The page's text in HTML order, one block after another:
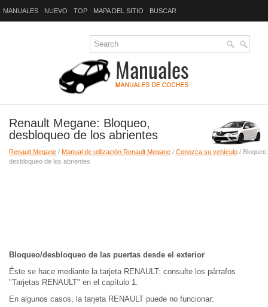
MANUALES NUEVO TOP MAPA DEL SITIO BUSCAR
Renault Megane: Bloqueo,
desbloqueo de los abrientes
Renault Megane / Manual de utilización Renault Megane / Conozca su vehículo / Bloqueo,
desbloqueo de los abrientes
Bloqueo/desbloqueo de las puertas desde el exterior
Éste se hace mediante la tarjeta RENAULT: consulte los párrafos
"Tarjetas RENAULT" en el capítulo 1.
En algunos casos, la tarjeta RENAULT puede no funcionar: